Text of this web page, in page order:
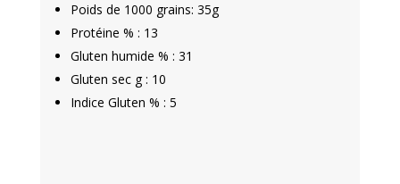
Poids de 1000 grains: 35g
Protéine % : 13
Gluten humide % : 31
Gluten sec g : 10
Indice Gluten % : 5